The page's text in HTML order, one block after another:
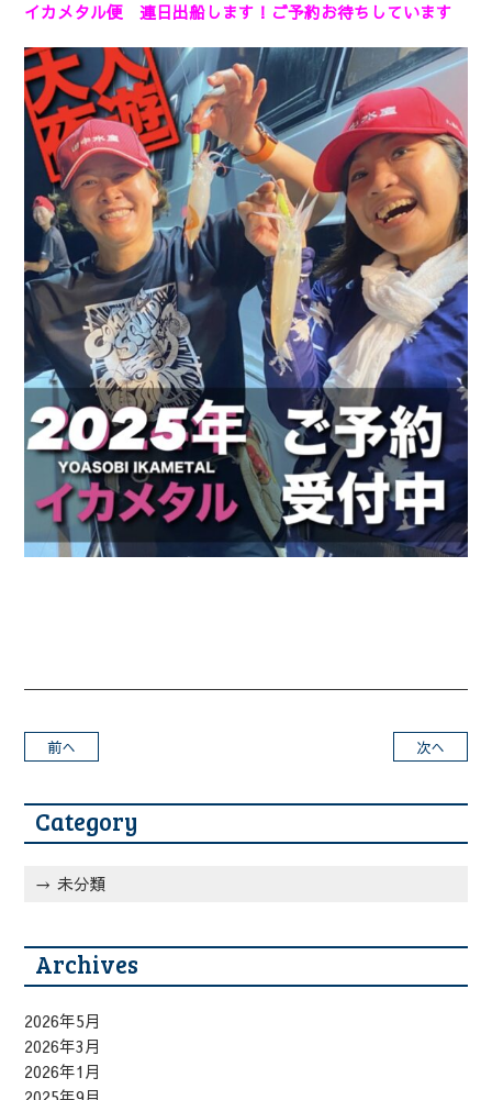
イカメタル便 連日出船します！ご予約お待ちしています
前へ 次へ
Category
未分類
Archives
2026年5月
2026年3月
2026年1月